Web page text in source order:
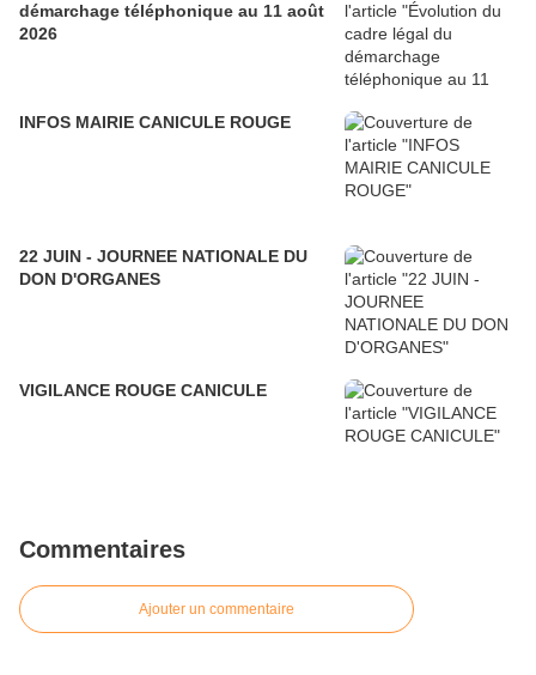
démarchage téléphonique au 11 août
2026
INFOS MAIRIE CANICULE ROUGE
22 JUIN - JOURNEE NATIONALE DU
DON D'ORGANES
VIGILANCE ROUGE CANICULE
Commentaires
Ajouter un commentaire